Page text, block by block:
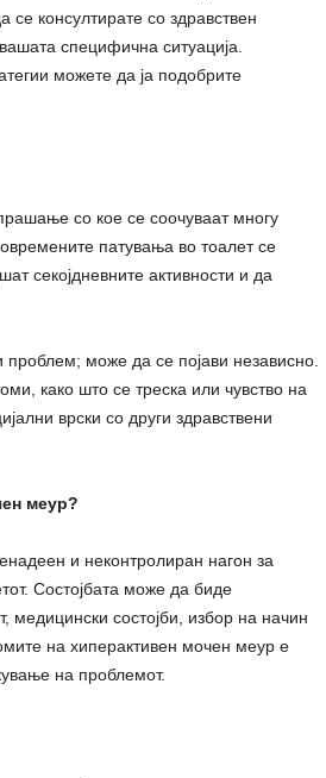
консултирате со здравствен
специфична ситуација.
можете да ја подобрите
со кое се соочуваат многу
патувања во тоалет се
секојдневните активности и да
може да се појави независно.
како што се треска или чувство на
врски со други здравствени
меур?
и неконтролиран нагон за
Состојбата може да биде
медицински состојби, избор на начин
на хиперактивен мочен меур е
на проблемот.